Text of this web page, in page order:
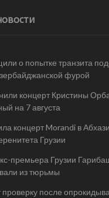
о попытке транзита
фурой
концерт Кристины
на 7 августа
концерт Morandi в
Грузии
премьера Грузии
из тюрьмы
проверку после